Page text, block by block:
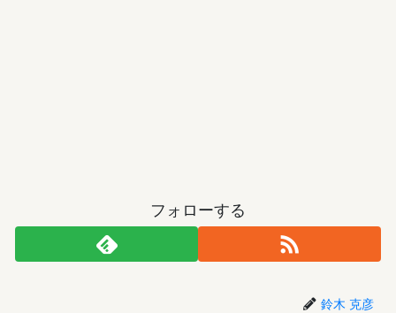
フォローする
鈴木 克彦